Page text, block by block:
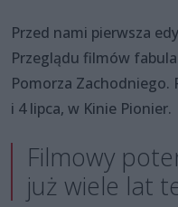
Przed nami pierwsza
Przeglądu filmów
Pomorza Zachodniego.
i 4 lipca, w Kinie Pionier.
Filmowy
już wiele lat